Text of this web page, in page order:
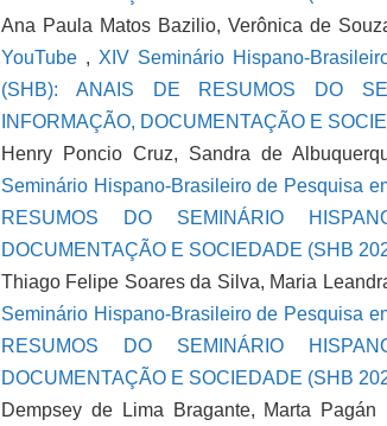
Ana Paula Matos Bazilio, Verônica de
YouTube , XIV Seminário Hispano-
(SHB): ANAIS DE RESUMOS DO
INFORMAÇÃO, DOCUMENTAÇÃO E
Henry Poncio Cruz, Sandra de
Seminário Hispano-Brasileiro de Pesquisa
RESUMOS DO SEMINÁRIO
DOCUMENTAÇÃO E SOCIEDADE (SHB
Thiago Felipe Soares da Silva, Maria
Seminário Hispano-Brasileiro de Pesquisa
RESUMOS DO SEMINÁRIO
DOCUMENTAÇÃO E SOCIEDADE (SHB
Dempsey de Lima Bragante, Marta Pagán